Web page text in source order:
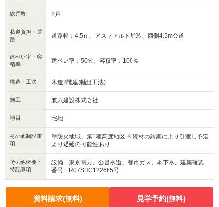
総戸数 2戸
私道負担・道
路
道路幅：4.5ｍ、アスファルト舗装、西側4.5m公道
建ぺい率・容
積率
建ペい率：50％、容積率：100％
構造・工法 木造2階建(軸組工法)
施工 兼六建設株式会社
地目 宅地
その他制限事
項
準防火地域、第1種高度地区 ※資材の納期により引渡し予定
より遅延の可能性あり
その他概要・
特記事項
設備：東京電力、公営水道、都市ガス、本下水、建築確認
番号：R07SHC122665号
資料請求(無料) 見学予約(無料)